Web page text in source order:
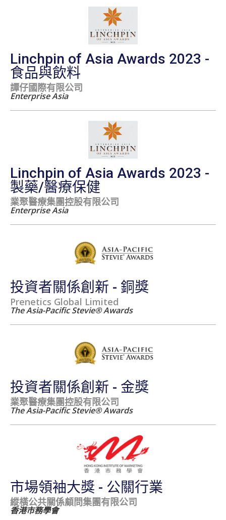
Linchpin of Asia Awards 2023 -
食品與飲料
譚仔國際有限公司
Enterprise Asia
Linchpin of Asia Awards 2023 -
製藥/醫療保健
業聚醫療集團控股有限公司
Enterprise Asia
投資者關係創新 - 銅獎
Prenetics Global Limited
The Asia-Pacific Stevie® Awards
投資者關係創新 - 金獎
業聚醫療集團控股有限公司
The Asia-Pacific Stevie® Awards
市場領袖大獎 - 公關行業
縱橫公共關係顧問集團有限公司
香港市務學會